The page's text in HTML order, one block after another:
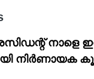
നാളെ
നിർണായക